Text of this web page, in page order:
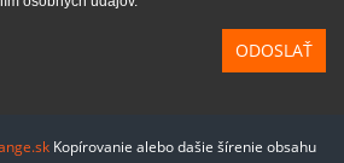
ODOSLAŤ
Kopírovanie alebo dašie šírenie obsahu